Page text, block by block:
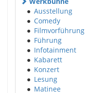
● Ausstellung
● Comedy
● Filmvorführung
● Führung
● Infotainment
● Kabarett
● Konzert
● Lesung
● Matinee